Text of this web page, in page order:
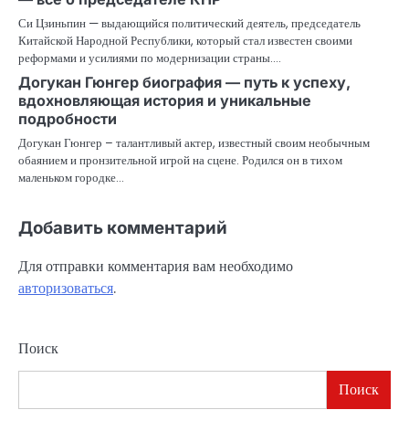
Си Цзиньпин — выдающийся политический деятель, председатель
Китайской Народной Республики, который стал известен своими
реформами и усилиями по модернизации страны.…
Догукан Гюнгер биография — путь к успеху,
вдохновляющая история и уникальные
подробности
Догукан Гюнгер – талантливый актер, известный своим необычным
обаянием и пронзительной игрой на сцене. Родился он в тихом
маленьком городке…
Добавить комментарий
Для отправки комментария вам необходимо
авторизоваться.
Поиск
Поиск